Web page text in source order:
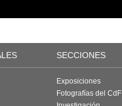
SECCIONES
Exposiciones
Fotografías del CdF